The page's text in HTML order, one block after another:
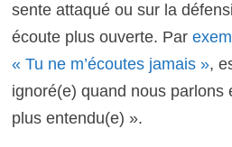
sente attaqué ou sur la
écoute plus ouverte. Par
« Tu ne m’écoutes jamais »,
ignoré(e) quand nous parlons
plus entendu(e) ».